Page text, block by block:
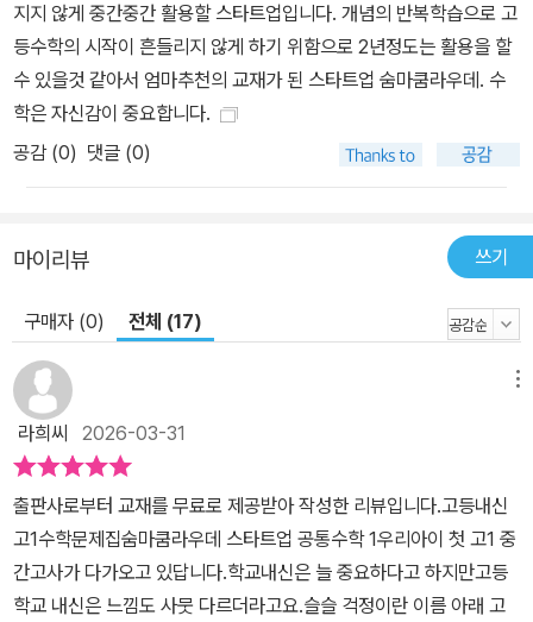
지지 않게 중간중간 활용할 스타트업입니다. 개념의 반복학습으로 고
등수학의 시작이 흔들리지 않게 하기 위함으로 2년정도는 활용을 할
수 있을것 같아서 엄마추천의 교재가 된 스타트업 숨마쿰라우데. 수
학은 자신감이 중요합니다.
공감 (0) 댓글 (0)
마이리뷰 쓰기
구매자 (0) 전체 (17)
라희씨 2026-03-31
출판사로부터 교재를 무료로 제공받아 작성한 리뷰입니다.​고등내신
고1수학문제집숨마쿰라우데 스타트업 공통수학 1​우리아이 첫 고1 중
간고사가 다가오고 있답니다.학교내신은 늘 중요하다고 하지만고등
학교 내신은 느낌도 사뭇 다르더라고요.슬슬 걱정이란 이름 아래 고